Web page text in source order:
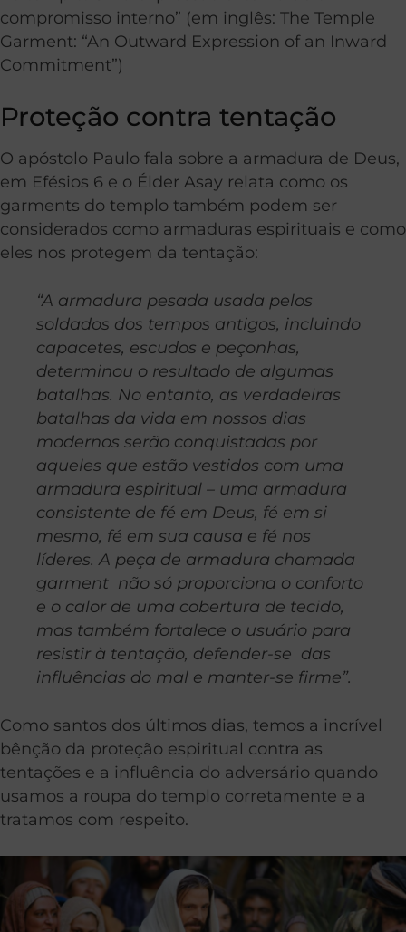
compromisso interno” (em inglês: The Temple
Garment: “An Outward Expression of an Inward
Commitment”)
Proteção contra tentação
O apóstolo Paulo fala sobre a armadura de Deus,
em Efésios 6 e o Élder Asay relata como os
garments do templo também podem ser
considerados como armaduras espirituais e como
eles nos protegem da tentação:
“A armadura pesada usada pelos
soldados dos tempos antigos, incluindo
capacetes, escudos e peçonhas,
determinou o resultado de algumas
batalhas. No entanto, as verdadeiras
batalhas da vida em nossos dias
modernos serão conquistadas por
aqueles que estão vestidos com uma
armadura espiritual – uma armadura
consistente de fé em Deus, fé em si
mesmo, fé em sua causa e fé nos
líderes. A peça de armadura chamada
garment não só proporciona o conforto
e o calor de uma cobertura de tecido,
mas também fortalece o usuário para
resistir à tentação, defender-se das
influências do mal e manter-se firme”.
Como santos dos últimos dias, temos a incrível
bênção da proteção espiritual contra as
tentações e a influência do adversário quando
usamos a roupa do templo corretamente e a
tratamos com respeito.